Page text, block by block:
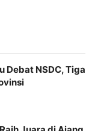
Debat NSDC, Tiga